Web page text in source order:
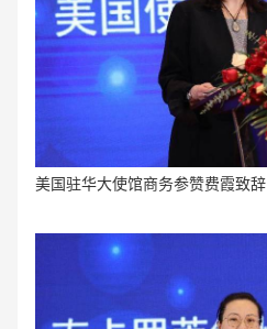
美国驻华大使馆商务参赞费霞致辞